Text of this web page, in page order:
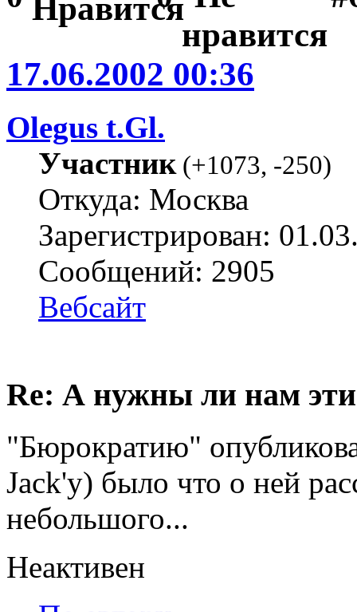
17.06.2002 00:36
Olegus t.Gl.
Участник(+1073, -250)
Откуда: Москва
Зарегистрирован:
Сообщений: 2905
Вебсайт
Re: А нужны ли нам
"Бюрократию"
Jack'у) было что о ней
небольшого...
Неактивен